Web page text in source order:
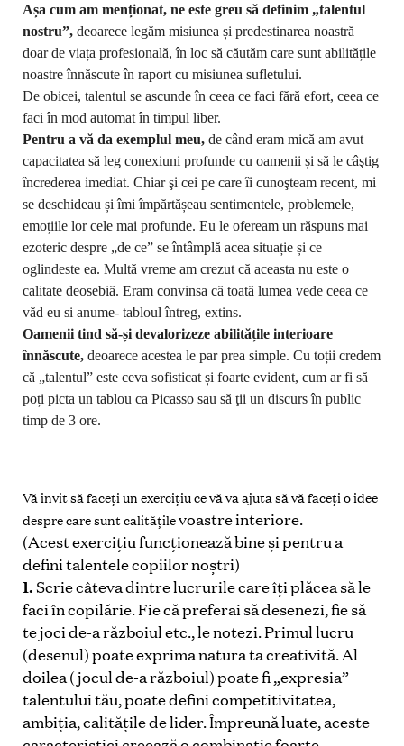
Așa cum am menționat, ne este greu să definim „talentul
nostru”, deoarece legăm misiunea și predestinarea noastră
doar de viața profesională, în loc să căutăm care sunt abilitățile
noastre înnăscute în raport cu misiunea sufletului.
De obicei, talentul se ascunde în ceea ce faci fără efort, ceea ce
faci în mod automat în timpul liber.
Pentru a vă da exemplul meu, de când eram mică am avut
capacitatea să leg conexiuni profunde cu oamenii și să le câştig
încrederea imediat. Chiar şi cei pe care îi cunoşteam recent, mi
se deschideau și îmi împărtășeau sentimentele, problemele,
emoțiile lor cele mai profunde. Eu le ofeream un răspuns mai
ezoteric despre „de ce” se întâmplă acea situație și ce
oglindeste ea. Multă vreme am crezut că aceasta nu este o
calitate deosebiă. Eram convinsa că toată lumea vede ceea ce
văd eu si anume- tabloul întreg, extins.
Oamenii tind să-și devalorizeze abilitățile interioare
înnăscute, deoarece acestea le par prea simple. Cu toții credem
că „talentul” este ceva sofisticat și foarte evident, cum ar fi să
poți picta un tablou ca Picasso sau să ţii un discurs în public
timp de 3 ore.
Vă invit să faceți un exercițiu ce vă va ajuta să vă faceți o idee
despre care sunt calităţilevoastre interiore.
(Acest exercițiu funcționează bine și pentru a
defini talentele copiilor noștri)
1.Scrie câteva dintre lucrurile care îţi plăcea să le
faci în copilărie. Fie că preferai să desenezi,fie să
te joci de-a războiul etc., le notezi. Primul lucru
(desenul) poate exprima natura tacreativită. Al
doilea (jocul de-a războiul) poate fi „expresia”
talentului tău, poate definicompetitivitatea,
ambiția, calităţile de lider. Împreună luate, aceste